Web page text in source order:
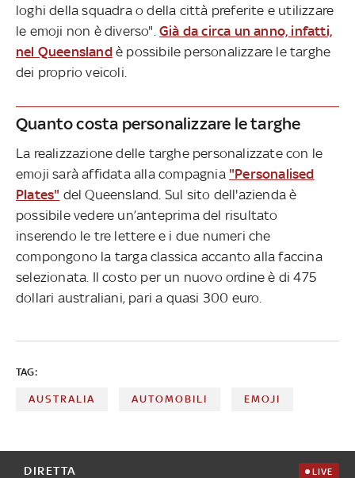
loghi della squadra o della città preferite e utilizzare
le emoji non è diverso". Già da circa un anno, infatti,
nel Queenslandè possibile personalizzare le targhe
dei proprio veicoli.
Quanto costa personalizzare le targhe
La realizzazione delle targhe personalizzate con le
emoji sarà affidata alla compagnia "Personalised
Plates" del Queensland. Sul sito dell'azienda è
possibile vedere un’anteprima del risultato
inserendo le tre lettere e i due numeri che
compongono la targa classica accanto alla faccina
selezionata. Il costo per un nuovo ordine è di 475
dollari australiani, pari a quasi 300 euro.
TAG:
AUSTRALIA AUTOMOBILI EMOJI
DIRETTA LIVE